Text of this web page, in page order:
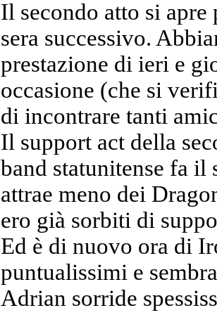
Il secondo atto si apre
sera successivo.
prestazione di ieri e
occasione (che si
di incontrare tanti
Il support act della
band statunitense fa il
attrae meno dei
ero già sorbiti di
Ed è di nuovo ora di
puntualissimi e
Adrian sorride